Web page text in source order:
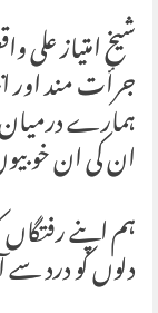
شیخ امتیاز
جرأت مند اور
ہمارے
ان کی ان
ہم اپنے رفتگاں
دلوں کو درد سے